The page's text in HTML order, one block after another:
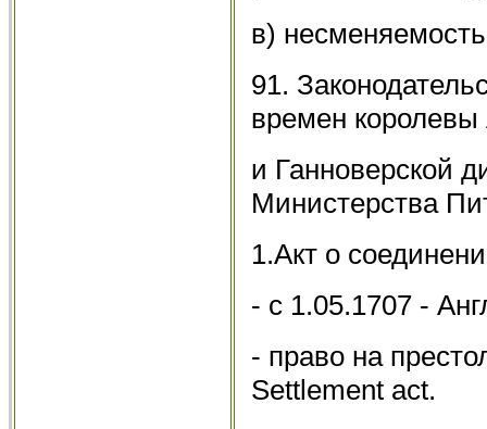
в)
91.
времен
и Ганноверской
Министерства
1.Акт о
- с 1.05.1707 -
- право на
Settlement act.